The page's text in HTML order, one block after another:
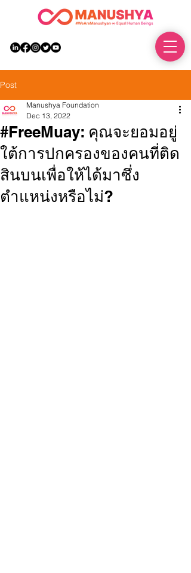
Post
#FreeMuay: คุณจะยอมอยู่
ใต้การปกครองของคนที่ติด
สินบนเพื่อให้ได้มาซึ่ง
ตำแหน่งหรือไม่?
Manushya Foundation
Dec 13, 2022